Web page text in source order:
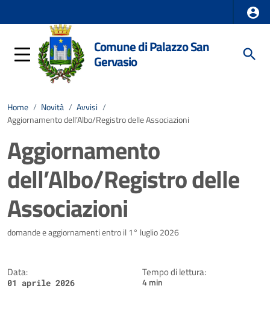
Comune di Palazzo San
Gervasio
Home / Novità / Avvisi /
Aggiornamento dell’Albo/Registro delle Associazioni
Aggiornamento
dell’Albo/Registro delle
Associazioni
Dettagli della notizia
domande e aggiornamenti entro il 1° luglio 2026
Data:
01 aprile 2026
Tempo di lettura:
4 min